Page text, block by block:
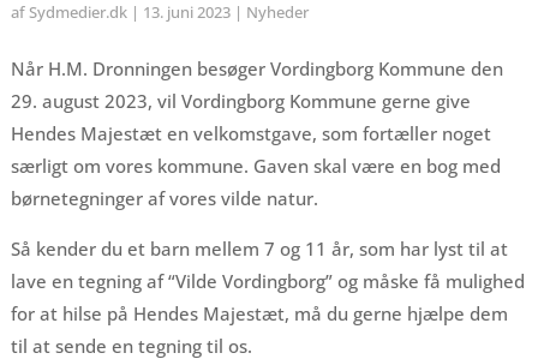
af Sydmedier.dk| 13. juni 2023| Nyheder
Når H.M. Dronningen besøger Vordingborg Kommune den
29. august 2023, vil Vordingborg Kommune gerne give
Hendes Majestæt en velkomstgave, som fortæller noget
særligt om vores kommune. Gaven skal være en bog med
børnetegninger af vores vilde natur.
Så kender du et barn mellem 7 og 11 år, som har lyst til at
lave en tegning af “Vilde Vordingborg” og måske få mulighed
for at hilse på Hendes Majestæt, må du gerne hjælpe dem
til at sende en tegning til os.